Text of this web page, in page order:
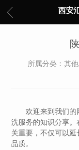
西安
所属分类：其
欢迎来到我们
洗服务的知识分享
关重要，不仅可以
品质。